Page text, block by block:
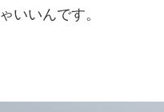
いいんです。